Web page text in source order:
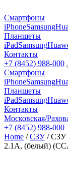
Смартфоны
iPhoneSamsung
Планшеты
iPadSamsung
Контакты
+7 (8452) 988-000
Смартфоны
iPhoneSamsung
Планшеты
iPadSamsung
Контакты
Московская/
+7 (8452) 988-000
Home /СЗУ/ СЗУ
2.1A, (белый)